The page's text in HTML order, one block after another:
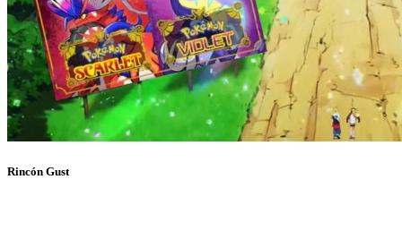
Rincón Gust